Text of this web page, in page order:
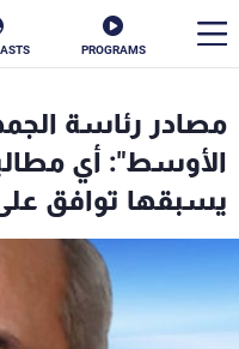
PROGRAMS
مصادر رئاسة
الأوسط": أي
يسبقها توافق
الأخبار
سياسة
إقتصاد
منوعات